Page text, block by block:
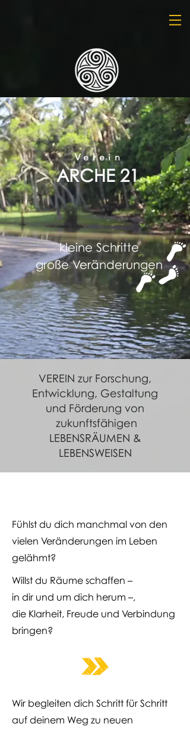
Verein
ARCHE 21
kleine Schritte
große Veränderungen
VEREIN zur Forschung,
Entwicklung, Gestaltung
und Förderung von
zukunftsfähigen
LEBENSRÄUMEN &
LEBENSWEISEN
Fühlst du dich manchmal von den
vielen Veränderungen im Leben
gelähmt?
Willst du Räume schaffen –
in dir und um dich herum –,
die Klarheit, Freude und Verbindung
bringen?
Wir begleiten dich Schritt für Schritt
auf deinem Weg zu neuen